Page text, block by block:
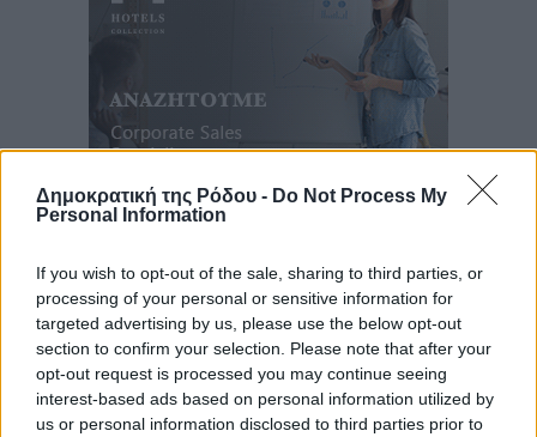
Δημοκρατική της Ρόδου - Do Not Process My
Personal Information
If you wish to opt-out of the sale, sharing to third parties, or
processing of your personal or sensitive information for
targeted advertising by us, please use the below opt-out
section to confirm your selection. Please note that after your
opt-out request is processed you may continue seeing
interest-based ads based on personal information utilized by
us or personal information disclosed to third parties prior to
Τουρισμός: Με θετικό πρόσημο έως τώρα η χρονιά,
παρά τα σκαμπανεβάσματα
Ειδήσεις• πριν 2 λεπτά